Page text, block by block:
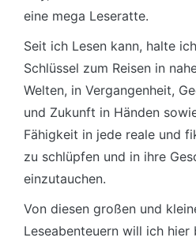
eine mega Leseratte.
Seit ich Lesen kann, halte
Schlüssel zum Reisen in
Welten, in Vergangenheit,
und Zukunft in Händen
Fähigkeit in jede reale und
zu schlüpfen und in ihre
einzutauchen.
Von diesen großen und
Leseabenteuern will ich hier